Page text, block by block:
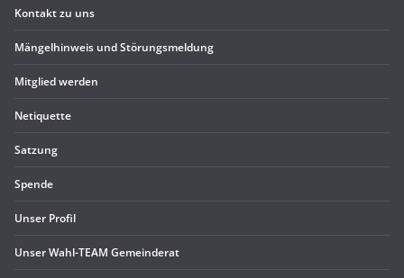
Kon­takt zu uns
Män­gel­hin­weis und Störungsmeldung
Mit­glied werden
Neti­quette
Sat­zung
Spende
Unser Pro­fil
Unser Wahl-TEAM Gemeinderat